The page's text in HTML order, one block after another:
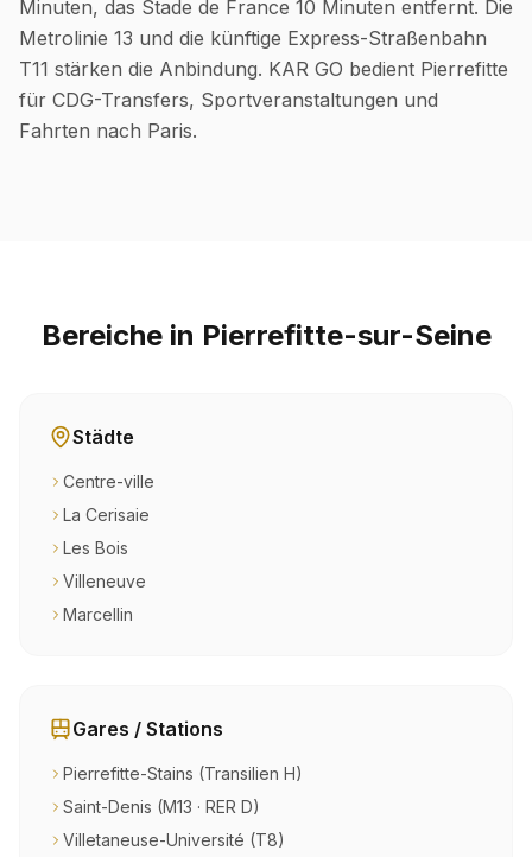
Minuten, das Stade de France 10 Minuten entfernt. Die
Metrolinie 13 und die künftige Express-Straßenbahn
T11 stärken die Anbindung. KAR GO bedient Pierrefitte
für CDG-Transfers, Sportveranstaltungen und
Fahrten nach Paris.
Bereiche in Pierrefitte-sur-Seine
Städte
Centre-ville
La Cerisaie
Les Bois
Villeneuve
Marcellin
Gares / Stations
Pierrefitte-Stains (Transilien H)
Saint-Denis (M13 · RER D)
Villetaneuse-Université (T8)